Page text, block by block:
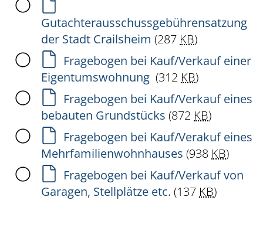
Gutachterausschussgebührensatzung
der Stadt Crailsheim (287 KB)
Fragebogen bei Kauf/Verkauf einer
Eigentumswohnung (312 KB)
Fragebogen bei Kauf/Verkauf eines
bebauten Grundstücks (872 KB)
Fragebogen bei Kauf/Verakuf eines
Mehrfamilienwohnhauses (938 KB)
Fragebogen bei Kauf/Verkauf von
Garagen, Stellplätze etc. (137 KB)